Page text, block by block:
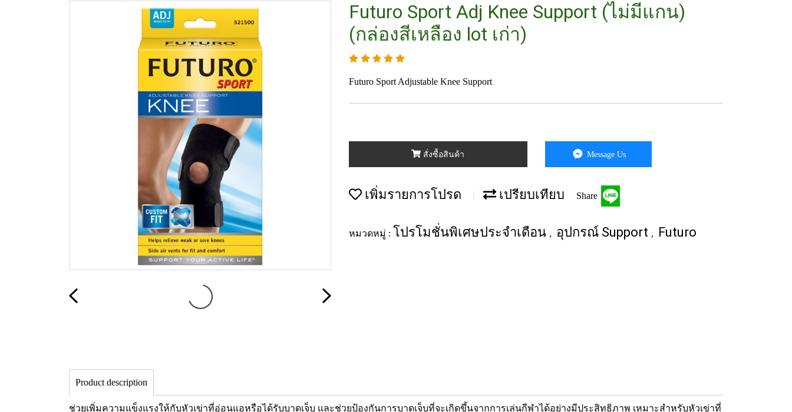
Futuro Sport Adj Knee Support (ไม่มีแกน)
(กล่องสีเหลือง lot เก่า)
Futuro Sport Adjustable Knee Support
สั่งซื้อสินค้า Message Us
เพิ่มรายการโปรด เปรียบเทียบ Share
หมวดหมู่ : โปรโมชั่นพิเศษประจำเดือน , อุปกรณ์ Support , Futuro
Product description
ช่วยเพิ่มความแข็งแรงให้กับหัวเข่าที่อ่อนแอหรือได้รับบาดเจ็บ และช่วยป้องกันการบาดเจ็บที่จะเกิดขึ้นจากการเล่นกีฬาได้อย่างมีประสิทธิภาพ เหมาะสำหรับหัวเข่าที่